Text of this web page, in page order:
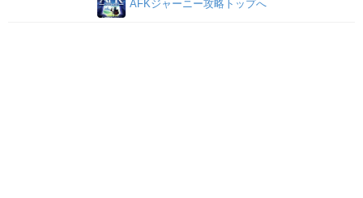
AFKジャーニー攻略トップへ